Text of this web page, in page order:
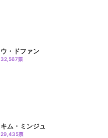
ウ・ドファン
32,567票
キム・ミンジュ
29,435票